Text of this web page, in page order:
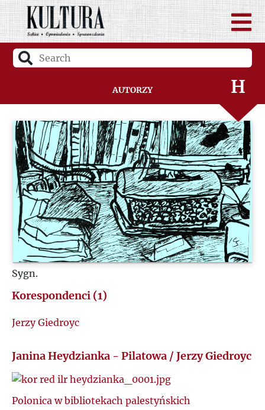
Autorzy
F
G
H
I
J
K
L
Ł
Sygn.
Korespondenci (1)
Jerzy Giedroyc
Janina Heydzianka - Pilatowa / Jerzy Giedroyc
Polonica w bibliotekach palestyńskich